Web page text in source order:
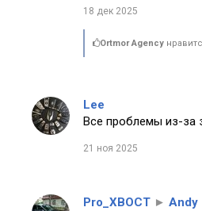
18 дек 2025
Ortmor Agency
Lee
Все проблемы из-за
21 ноя 2025
Pro_XBOCT ► Andy